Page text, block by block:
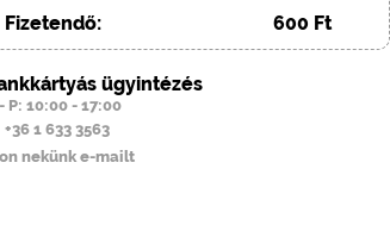
Fizetendő:
600 Ft
ügyintézés
P: 10:00 - 17:00
+36 1 633 3563
nekünk e-mailt